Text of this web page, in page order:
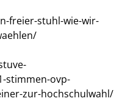
freier-stuhl-wie-wir-
stimmen-ovp-
zur-hochschulwahl/